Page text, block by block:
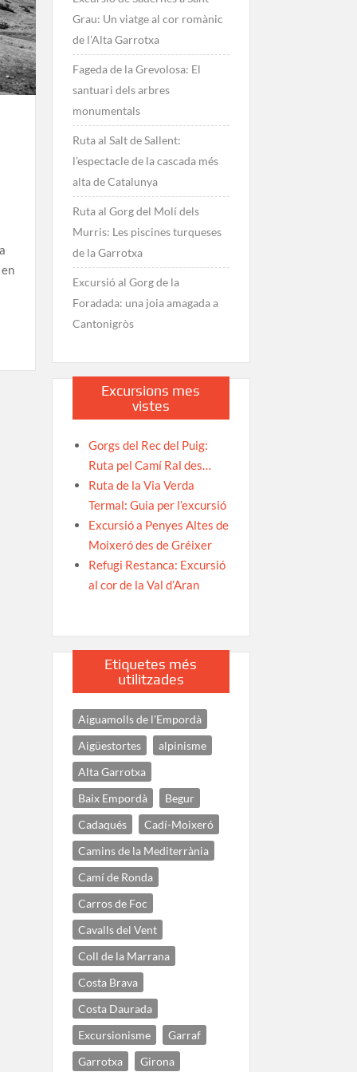
Grau: Un viatge al cor romànic
de l’Alta Garrotxa
Fageda de la Grevolosa: El
santuari dels arbres
monumentals
Ruta al Salt de Sallent:
l’espectacle de la cascada més
alta de Catalunya
Ruta al Gorg del Molí dels
Murris: Les piscines turqueses
de la Garrotxa
Excursió al Gorg de la
Foradada: una joia amagada a
Cantonigròs
Excursions mes
vistes
Gorgs del Rec del Puig:
Ruta pel Camí Ral des…
Ruta de la Via Verda
Termal: Guia per l’excursió
Excursió a Penyes Altes de
Moixeró des de Gréixer
Refugi Restanca: Excursió
al cor de la Val d’Aran
Etiquetes més
utilitzades
Aiguamolls de l'Empordà
Aigüestortes
alpinisme
Alta Garrotxa
Baix Empordà
Begur
Cadaqués
Cadí-Moixeró
Camins de la Mediterrània
Camí de Ronda
Carros de Foc
Cavalls del Vent
Coll de la Marrana
Costa Brava
Costa Daurada
Excursionisme
Garraf
Garrotxa
Girona